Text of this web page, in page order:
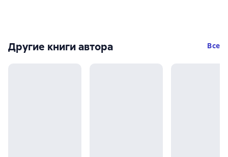
Другие книги автора Все